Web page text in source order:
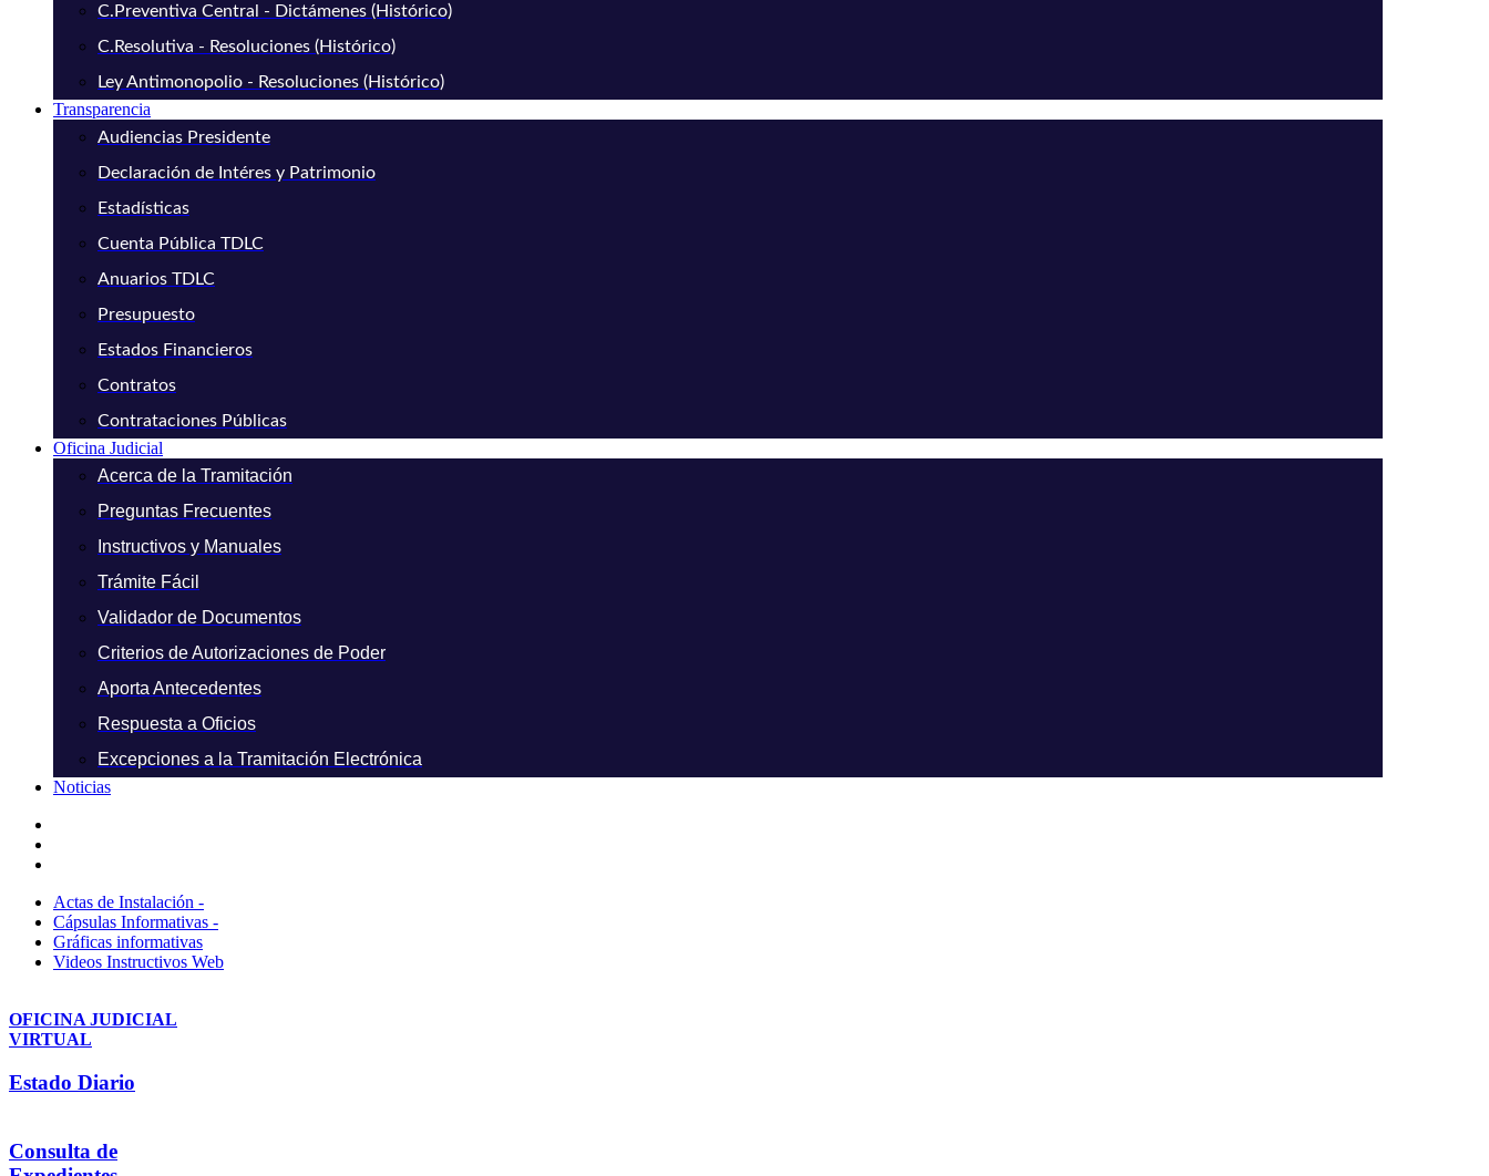
C.Preventiva Central - Dictámenes (Histórico)
C.Resolutiva - Resoluciones (Histórico)
Ley Antimonopolio - Resoluciones (Histórico)
Transparencia
Audiencias Presidente
Declaración de Intéres y Patrimonio
Estadísticas
Cuenta Pública TDLC
Anuarios TDLC
Presupuesto
Estados Financieros
Contratos
Contrataciones Públicas
Oficina Judicial
Acerca de la Tramitación
Preguntas Frecuentes
Instructivos y Manuales
Trámite Fácil
Validador de Documentos
Criterios de Autorizaciones de Poder
Aporta Antecedentes
Respuesta a Oficios
Excepciones a la Tramitación Electrónica
Noticias
Actas de Instalación -
Cápsulas Informativas -
Gráficas informativas
Videos Instructivos Web
OFICINA JUDICIAL
VIRTUAL
Estado Diario
Consulta de